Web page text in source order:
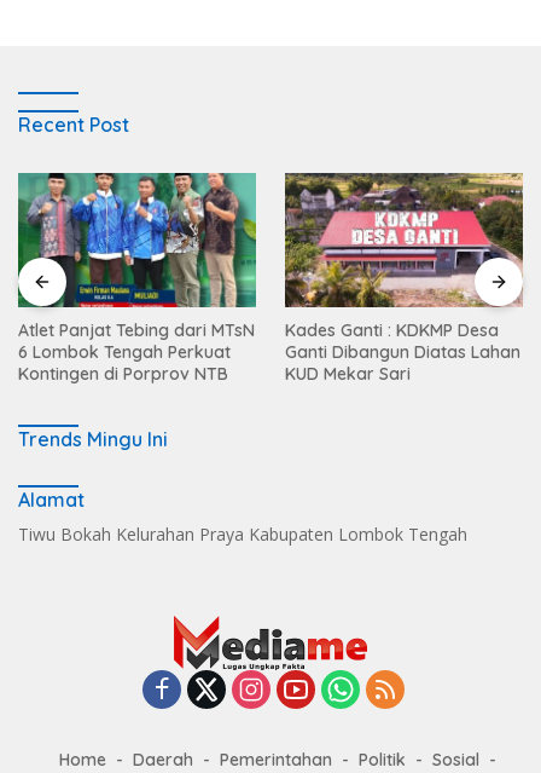
Recent Post
Atlet Panjat Tebing dari MTsN
6 Lombok Tengah Perkuat
Kontingen di Porprov NTB
Kades Ganti : KDKMP Desa
Ganti Dibangun Diatas Lahan
KUD Mekar Sari
Trends Mingu Ini
Alamat
Tiwu Bokah Kelurahan Praya Kabupaten Lombok Tengah
Home Daerah Pemerintahan Politik Sosial